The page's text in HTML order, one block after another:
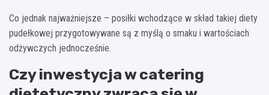
Co jednak najważniejsze – posiłki wchodzące w skład takiej diety
pudełkowej przygotowywane są z myślą o smaku i wartościach
odżywczych jednocześnie.
Czy inwestycja w catering